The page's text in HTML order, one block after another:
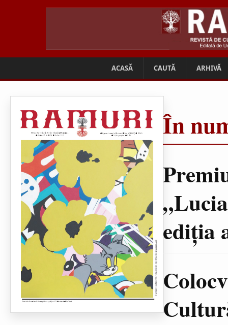
ACASĂ CAUTĂ ARHIVĂ
În
ediţia